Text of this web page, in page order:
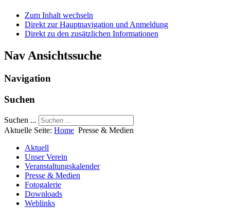
Zum Inhalt wechseln
Direkt zur Hauptnavigation und Anmeldung
Direkt zu den zusätzlichen Informationen
Nav Ansichtssuche
Navigation
Suchen
Suchen ...
Aktuelle Seite: Home Presse & Medien
Aktuell
Unser Verein
Veranstaltungskalender
Presse & Medien
Fotogalerie
Downloads
Weblinks